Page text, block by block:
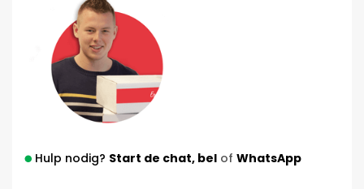
Hulp nodig? Start de chat,belof WhatsApp